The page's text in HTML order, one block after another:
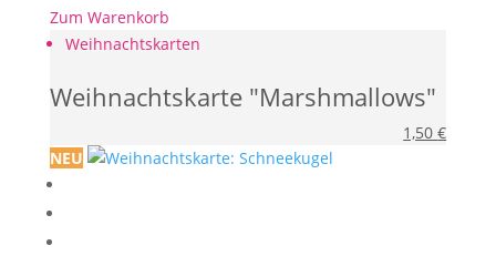
Zum Warenkorb
Weihnachtskarten
Weihnachtskarte "Marshmallows"
1,50€
NEU